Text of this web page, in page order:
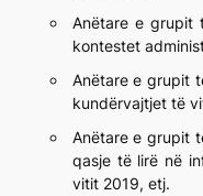
Anëtare e grupit
kontestet
Anëtare e grupit
kundërvajtjet të
Anëtare e grupit
qasje të lirë në
vitit 2019, etj.